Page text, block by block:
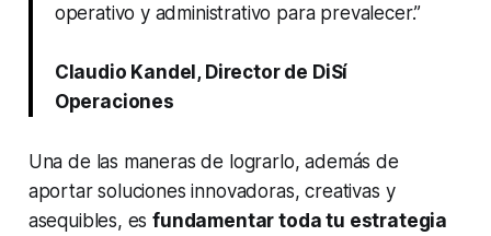
operativo y administrativo para prevalecer.”
Claudio Kandel, Director de DiSí
Operaciones
Una de las maneras de lograrlo, además de
aportar soluciones innovadoras, creativas y
asequibles, esfundamentar toda tu estrategia